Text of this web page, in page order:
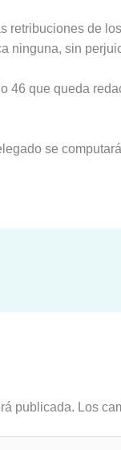
de
ninguna, sin
46 que queda
se
publicada. Los